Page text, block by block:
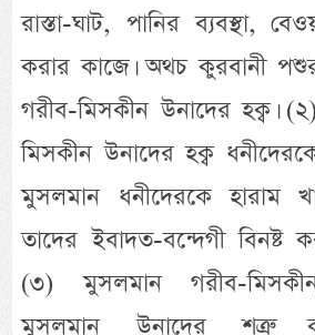
রাস্তা-ঘাট, পানির ব্যবস্থা,
করার কাজে। অথচ কুরবানী
গরীব-মিসকীন উনাদের হক্ব।
মিসকীন উনাদের হক্ব
মুসলমান ধনীদেরকে হারাম
তাদের ইবাদত-বন্দেগী বিনষ্ট
(৩) মুসলমান গরীব-
মুসলমান উনাদের শত্রু